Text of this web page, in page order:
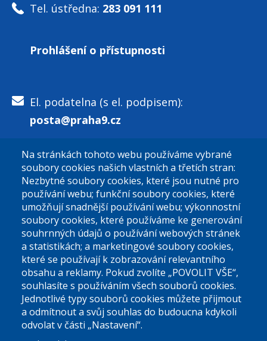
Tel. ústředna: 283 091 111
Prohlášení o přístupnosti
El. podatelna (s el. podpisem):
posta@praha9.cz
El. podatelna (bez el. podpisu):
podatelna@praha9.cz
Úřední dny:
Po a St: 08.00-12.00; 13.00-18.00
Úřední hodiny
Na stránkách tohoto webu používáme vybrané
soubory cookies našich vlastních a třetích stran:
Nezbytné soubory cookies, které jsou nutné pro
používání webu; funkční soubory cookies, které
umožňují snadnější používání webu; výkonnostní
soubory cookies, které používáme ke generování
souhrnných údajů o používání webových stránek
a statistikách; a marketingové soubory cookies,
které se používají k zobrazování relevantního
obsahu a reklamy. Pokud zvolíte „POVOLIT VŠE“,
souhlasíte s používáním všech souborů cookies.
Jednotlivé typy souborů cookies můžete přijmout
a odmítnout a svůj souhlas do budoucna kdykoli
odvolat v části „Nastavení“.